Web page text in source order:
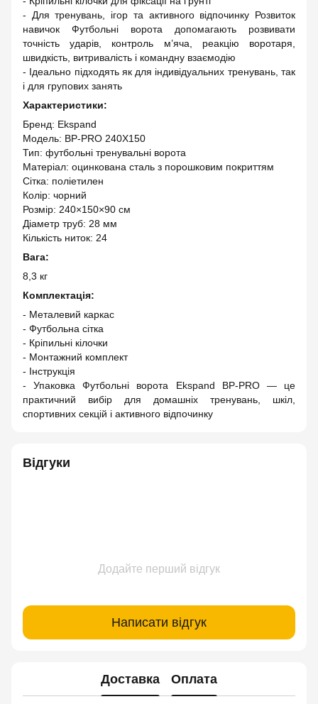
- Для тренувань, ігор та активного відпочинку Розвиток
навичок Футбольні ворота допомагають розвивати
точність ударів, контроль м’яча, реакцію воротаря,
швидкість, витривалість і командну взаємодію
- Ідеально підходять як для індивідуальних тренувань, так
і для групових занять
Характеристики:
Бренд: Ekspand
Модель: BP-PRO 240X150
Тип: футбольні тренувальні ворота
Матеріал: оцинкована сталь з порошковим покриттям
Сітка: поліетилен
Колір: чорний
Розмір: 240×150×90 см
Діаметр труб: 28 мм
Кількість ниток: 24
Вага:
8,3 кг
Комплектація:
- Металевий каркас
- Футбольна сітка
- Кріпильні кілочки
- Монтажний комплект
- Інструкція
- Упаковка Футбольні ворота Ekspand BP-PRO — це
практичний вибір для домашніх тренувань, шкіл,
спортивних секцій і активного відпочинку
Відгуки
Додайте перший відгук
Написати відгук
Доставка Оплата